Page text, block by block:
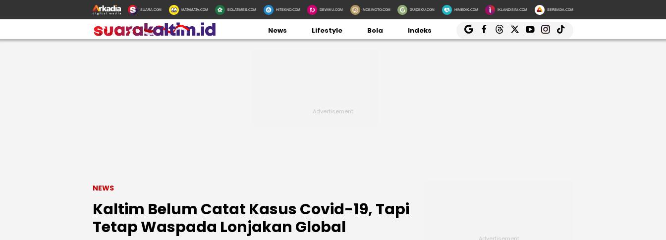
SUARA.COM MATAMATA.COM BOLATIMES.COM HITEKNO.COM DEWIKU.COM MOBIMOTO.COM GUIDEKU.COM HIMEDIK.COM IKLANDISINI.COM SERBADA.COM
News Lifestyle Bola Indeks
NEWS
Kaltim Belum Catat Kasus Covid-19, Tapi
Tetap Waspada Lonjakan Global